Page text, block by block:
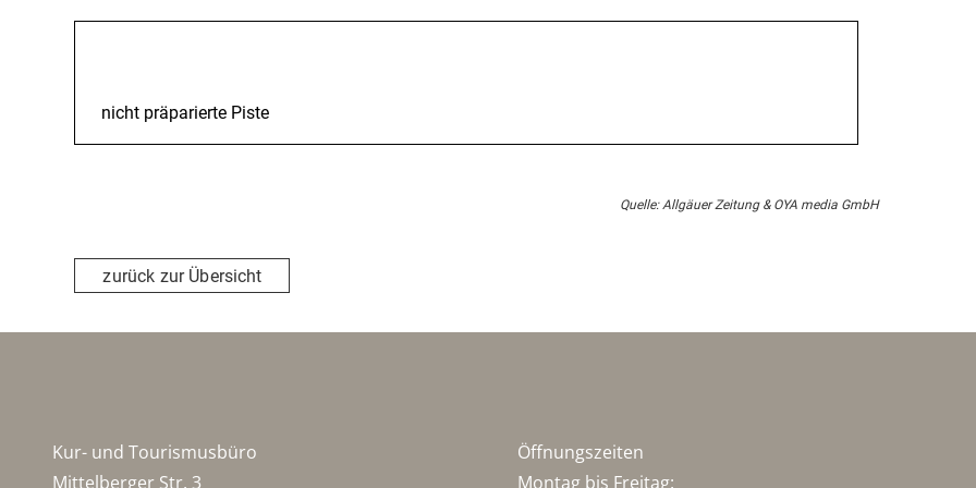
nicht präparierte Piste
Quelle: Allgäuer Zeitung & OYA media GmbH
zurück zur Übersicht
Kur- und Tourismusbüro
Mittelberger Str. 3
Öffnungszeiten
Montag bis Freitag: